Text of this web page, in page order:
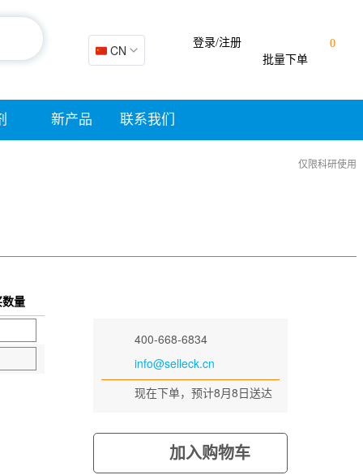
🇨🇳 CN
0
批量下单
登录/注册
新产品 联系我们
仅限科研使用
量
400-668-6834
info@selleck.cn
现在下单，预计8月8日送达
加入购物车